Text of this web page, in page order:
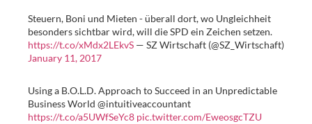
Steuern, Boni und Mieten - überall dort, wo Ungleichheit
besonders sichtbar wird, will die SPD ein Zeichen setzen.
https://t.co/xMdx2LEkvS — SZ Wirtschaft (@SZ_Wirtschaft)
January 11, 2017
Using a B.O.L.D. Approach to Succeed in an Unpredictable
Business World @intuitiveaccountant
https://t.co/a5UWfSeYc8 pic.twitter.com/EweosgcTZU